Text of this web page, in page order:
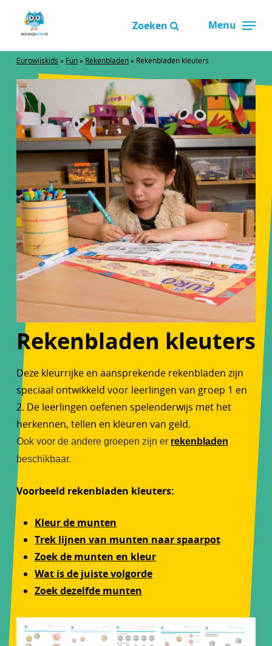
Overslaan
inhoud
gaan
Zoeken Menu
Eurowijskids » Fun» Rekenbladen» Rekenbladen kleuters
Rekenbladen kleuters
Deze kleurrijke en aansprekende rekenbladen zijn
speciaal ontwikkeld voor leerlingen van groep 1 en
2. De leerlingen oefenen spelenderwijs met het
herkennen, tellen en kleuren van geld.
Ook voor de andere groepen zijn er rekenbladen
beschikbaar.
Voorbeeld rekenbladen kleuters:
Kleur de munten
Trek lijnen van munten naar spaarpot
Zoek de munten en kleur
Wat is de juiste volgorde
Zoek dezelfde munten
Menu